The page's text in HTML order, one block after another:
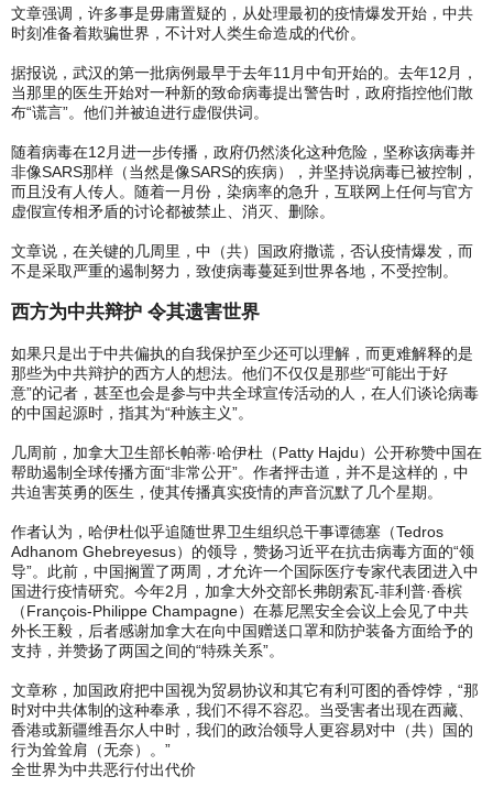
文章强调，许多事是毋庸置疑的，从处理最初的疫情爆发开始，中共
时刻准备着欺骗世界，不计对人类生命造成的代价。
据报说，武汉的第一批病例最早于去年11月中旬开始的。去年12月，
当那里的医生开始对一种新的致命病毒提出警告时，政府指控他们散
布“谎言”。他们并被迫进行虚假供词。
随着病毒在12月进一步传播，政府仍然淡化这种危险，坚称该病毒并
非像SARS那样（当然是像SARS的疾病），并坚持说病毒已被控制，
而且没有人传人。随着一月份，染病率的急升，互联网上任何与官方
虚假宣传相矛盾的讨论都被禁止、消灭、删除。
文章说，在关键的几周里，中（共）国政府撒谎，否认疫情爆发，而
不是采取严重的遏制努力，致使病毒蔓延到世界各地，不受控制。
西方为中共辩护 令其遗害世界
如果只是出于中共偏执的自我保护至少还可以理解，而更难解释的是
那些为中共辩护的西方人的想法。他们不仅仅是那些“可能出于好
意”的记者，甚至也会是参与中共全球宣传活动的人，在人们谈论病毒
的中国起源时，指其为“种族主义”。
几周前，加拿大卫生部长帕蒂·哈伊杜（Patty Hajdu）公开称赞中国在
帮助遏制全球传播方面“非常公开”。作者抨击道，并不是这样的，中
共迫害英勇的医生，使其传播真实疫情的声音沉默了几个星期。
作者认为，哈伊杜似乎追随世界卫生组织总干事谭德塞（Tedros
Adhanom Ghebreyesus）的领导，赞扬习近平在抗击病毒方面的“领
导”。此前，中国搁置了两周，才允许一个国际医疗专家代表团进入中
国进行疫情研究。今年2月，加拿大外交部长弗朗索瓦-菲利普·香槟
（François-Philippe Champagne）在慕尼黑安全会议上会见了中共
外长王毅，后者感谢加拿大在向中国赠送口罩和防护装备方面给予的
支持，并赞扬了两国之间的“特殊关系”。
文章称，加国政府把中国视为贸易协议和其它有利可图的香饽饽，“那
时对中共体制的这种奉承，我们不得不容忍。当受害者出现在西藏、
香港或新疆维吾尔人中时，我们的政治领导人更容易对中（共）国的
行为耸耸肩（无奈）。”
全世界为中共恶行付出代价